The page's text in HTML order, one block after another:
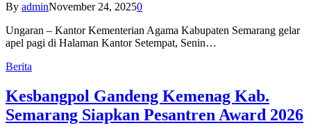
By adminNovember 24, 20250
Ungaran – Kantor Kementerian Agama Kabupaten Semarang gelar
apel pagi di Halaman Kantor Setempat, Senin…
Berita
Kesbangpol Gandeng Kemenag Kab.
Semarang Siapkan Pesantren Award 2026